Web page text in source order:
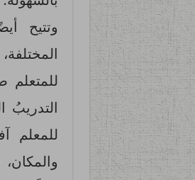
وتتيح
للمتعلم
للمعلم